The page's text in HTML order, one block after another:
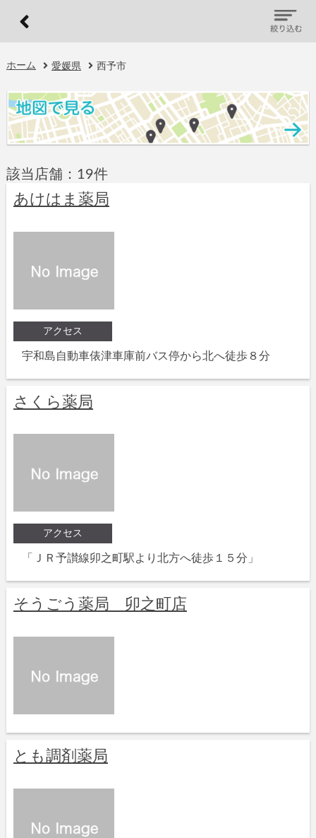
ホーム 愛媛県 西予市
該当店舗：19件
あけはま薬局
アクセス
宇和島自動車俵津車庫前バス停から北へ徒歩８分
さくら薬局
アクセス
「ＪＲ予讃線卯之町駅より北方へ徒歩１５分」
そうごう薬局 卯之町店
とも調剤薬局